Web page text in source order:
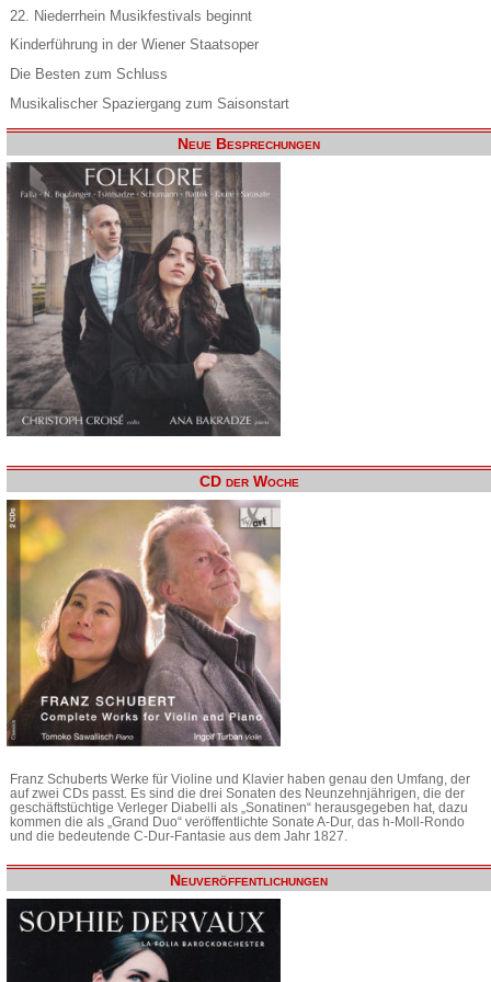
22. Niederrhein Musikfestivals beginnt
Kinderführung in der Wiener Staatsoper
Die Besten zum Schluss
Musikalischer Spaziergang zum Saisonstart
Neue Besprechungen
CD der Woche
Franz Schuberts Werke für Violine und Klavier haben genau den Umfang, der
auf zwei CDs passt. Es sind die drei Sonaten des Neunzehnjährigen, die der
geschäftstüchtige Verleger Diabelli als „Sonatinen“ herausgegeben hat, dazu
kommen die als „Grand Duo“ veröffentlichte Sonate A-Dur, das h-Moll-Rondo
und die bedeutende C-Dur-Fantasie aus dem Jahr 1827.
Neuveröffentlichungen